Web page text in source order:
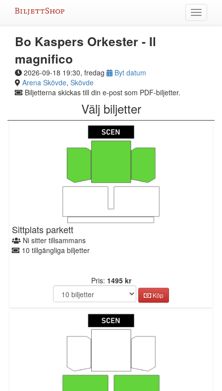
Växla
meny
Bo Kaspers Orkester - Il
magnifico
2026-09-18 19:30, fredag
Byt datum
Arena Skövde, Skövde
Biljetterna skickas till din e-post som PDF-biljetter.
Välj biljetter
Sittplats parkett
Ni sitter tillsammans
10 tillgängliga biljetter
Pris: 1495 kr
Köp